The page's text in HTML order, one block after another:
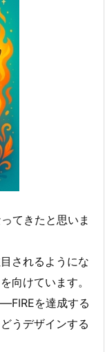
てきたと思いま
されるようにな
向けています。
を達成する
うデザインする